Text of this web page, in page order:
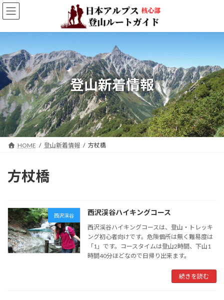
コ
ン
ン
へ
ス
キ
ッ
プ
ナ
ビ
ー
ョ
ン
に
移
動
登山新着情報
HOME 登山新着情報 方杖橋
方杖橋
西沢渓谷 西沢渓谷ハイキングコース
西沢渓谷ハイキングコースは、登山・トレッキ
ング初心者向けです。危険個所は無く難易度は
「1」です。コースタイムは登山2時間、下山1
時間40分ほどなので日帰り出来ます。
続きを読む